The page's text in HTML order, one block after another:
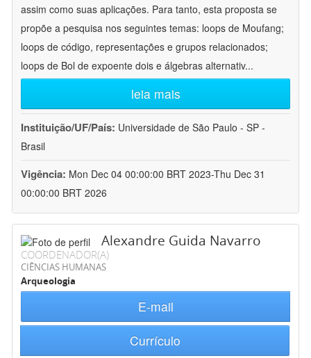
assim como suas aplicações. Para tanto, esta proposta se
propõe a pesquisa nos seguintes temas: loops de Moufang;
loops de código, representações e grupos relacionados;
loops de Bol de expoente dois e álgebras alternativ...
leia mais
Instituição/UF/País: Universidade de São Paulo - SP -
Brasil
Vigência: Mon Dec 04 00:00:00 BRT 2023-Thu Dec 31
00:00:00 BRT 2026
Alexandre Guida Navarro
COORDENADOR(A)
CIÊNCIAS HUMANAS
Arqueologia
E-mail
Currículo